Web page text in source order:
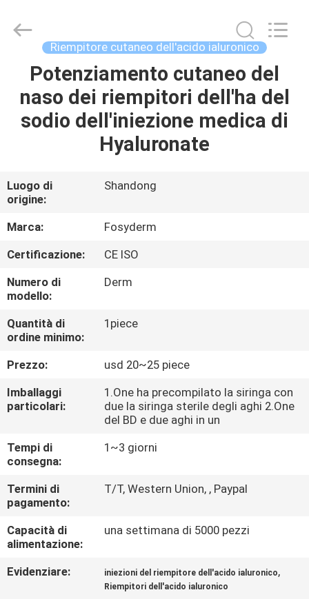
CASA.
PRODOTTI
DI
NOI
VISITA
ALLA
FABBRICA
CONTROLLO
DELLA
QUALITÀ
CASI
CHIEDI
International
Trading
Riempitore cutaneo dell'acido ialuronico
Potenziamento cutaneo del
naso dei riempitori dell'ha del
sodio dell'iniezione medica di
Hyaluronate
Luogo di
origine:
Shandong
Marca:
Fosyderm
Certificazione:
CE ISO
Numero di
modello:
Derm
Quantità di
ordine minimo:
1piece
Prezzo:
usd 20~25 piece
Imballaggi
particolari:
1.One ha precompilato la siringa con
due la siringa sterile degli aghi 2.One
del BD e due aghi in un
Tempi di
consegna:
1~3 giorni
Termini di
pagamento:
T/T, Western Union, , Paypal
Capacità di
alimentazione:
una settimana di 5000 pezzi
Evidenziare: iniezioni del riempitore dell'acido ialuronico,
Riempitori dell'acido ialuronico